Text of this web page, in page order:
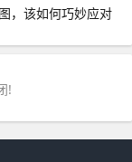
，该如何巧妙应对
!